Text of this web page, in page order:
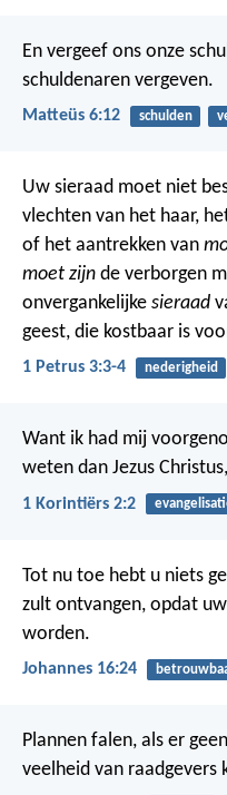
En vergeef ons onze
schuldenaren vergeven.
Matteüs 6:12 schulden
Uw sieraad moet niet
vlechten van het haar,
of het aantrekken van
moet zijn de verborgen
onvergankelijke sieraad
geest, die kostbaar is
1 Petrus 3:3-4 nederigheid
Want ik had mij
weten dan Jezus
1 Korintiërs 2:2
Tot nu toe hebt u niets
zult ontvangen, opdat
worden.
Johannes 16:24
Plannen falen, als er
veelheid van raadgevers